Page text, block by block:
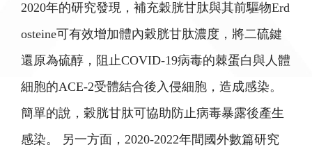
2020年的研究發現，補充穀胱甘肽與其前驅物Erd
osteine可有效增加體內穀胱甘肽濃度，將二硫鍵
還原為硫醇，阻止COVID-19病毒的棘蛋白與人體
細胞的ACE-2受體結合後入侵細胞，造成感染。
簡單的說，穀胱甘肽可協助防止病毒暴露後產生
感染。 另一方面，2020-2022年間國外數篇研究